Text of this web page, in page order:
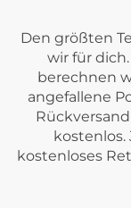
Den größten
wir für
berechnen
angefallene
kostenloses